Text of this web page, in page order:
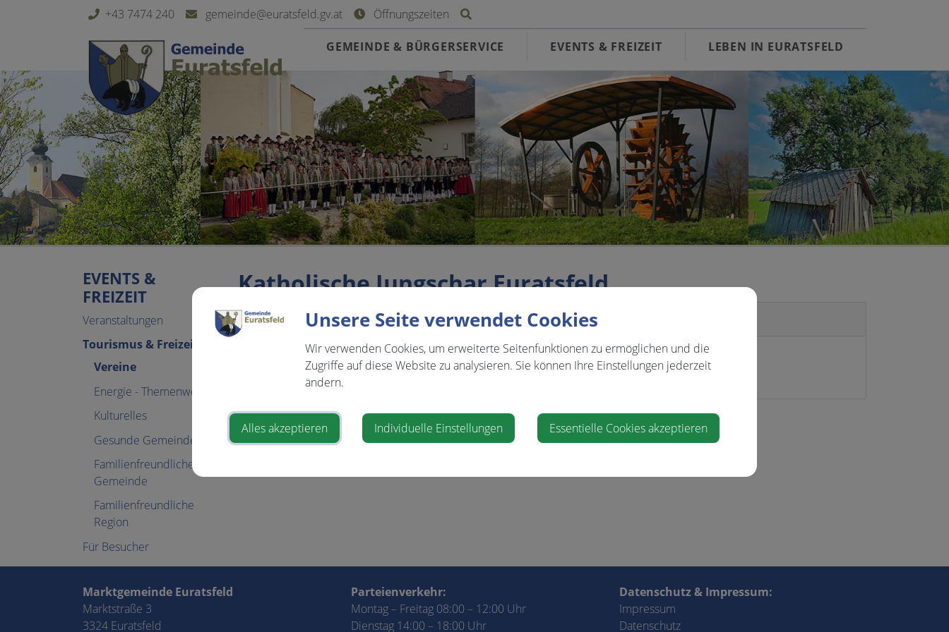
Sprungmarken
Springe direkt zu:
+43 7474 240 gemeinde@euratsfeld.gv.at Öffnungszeiten
GEMEINDE & BÜRGERSERVICE EVENTS & FREIZEIT LEBEN IN EURATSFELD
EVENTS &
FREIZEIT
Veranstaltungen
Tourismus & Freizeit
Vereine
Energie - Themenweg
Kulturelles
Gesunde Gemeinde
Familienfreundliche
Gemeinde
Familienfreundliche
Region
Für Besucher
Katholische Jungschar Euratsfeld
Obmann/Obfrau
Leiterin Lea Gabler
Marktgemeinde Euratsfeld
Marktstraße 3
3324 Euratsfeld
Parteienverkehr:
Montag – Freitag 08:00 – 12:00 Uhr
Dienstag 14:00 – 18:00 Uhr
Datenschutz & Impressum:
Impressum
Datenschutz
Unsere Seite verwendet Cookies
Wir verwenden Cookies, um erweiterte Seitenfunktionen zu ermöglichen und die
Zugriffe auf diese Website zu analysieren. Sie können Ihre Einstellungen jederzeit
ändern.
Alles akzeptieren Individuelle Einstellungen Essentielle Cookies akzeptieren